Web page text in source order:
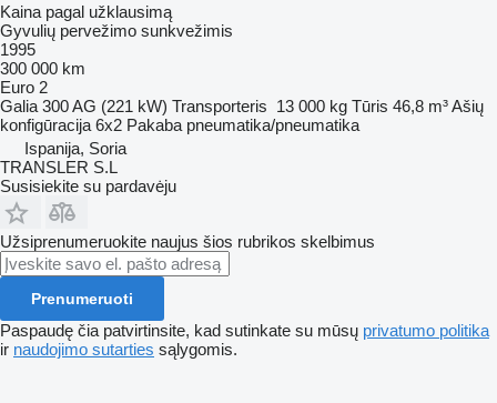
Kaina pagal užklausimą
Gyvulių pervežimo sunkvežimis
1995
300 000 km
Euro 2
Galia 300 AG (221 kW) Transporteris 13 000 kg Tūris 46,8 m³Ašių
konfigūracija 6x2 Pakaba pneumatika/pneumatika
Ispanija, Soria
TRANSLER S.L
Susisiekite su pardavėju
Užsiprenumeruokite naujus šios rubrikos skelbimus
Prenumeruoti
Paspaudę čia patvirtinsite, kad sutinkate su mūsų privatumo politika
ir naudojimo sutarties sąlygomis.